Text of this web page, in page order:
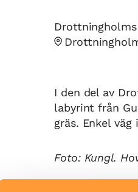
I den del av
labyrint från
gräs. Enkel
Foto: Kungl.